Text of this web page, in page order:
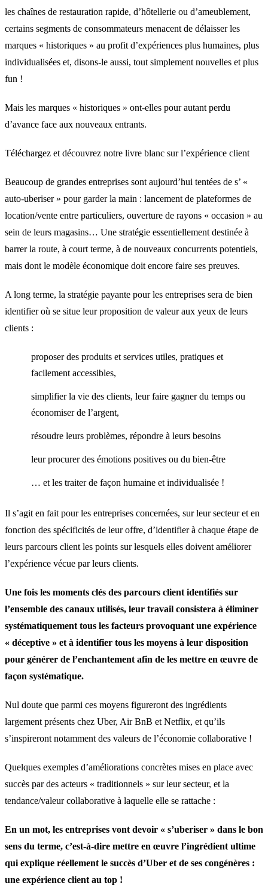
les chaînes de restauration rapide, d’hôtellerie ou d’ameublement,
certains segments de consommateurs menacent de délaisser les
marques « historiques » au profit d’expériences plus humaines, plus
individualisées et, disons-le aussi, tout simplement nouvelles et plus
fun !
Mais les marques « historiques » ont-elles pour autant perdu
d’avance face aux nouveaux entrants.
Téléchargez et découvrez notre livre blanc sur l’expérience client
Beaucoup de grandes entreprises sont aujourd’hui tentées de s’ «
auto-uberiser » pour garder la main : lancement de plateformes de
location/vente entre particuliers, ouverture de rayons « occasion » au
sein de leurs magasins… Une stratégie essentiellement destinée à
barrer la route, à court terme, à de nouveaux concurrents potentiels,
mais dont le modèle économique doit encore faire ses preuves.
A long terme, la stratégie payante pour les entreprises sera de bien
identifier où se situe leur proposition de valeur aux yeux de leurs
clients :
proposer des produits et services utiles, pratiques et
facilement accessibles,
simplifier la vie des clients, leur faire gagner du temps ou
économiser de l’argent,
résoudre leurs problèmes, répondre à leurs besoins
leur procurer des émotions positives ou du bien-être
… et les traiter de façon humaine et individualisée !
Il s’agit en fait pour les entreprises concernées, sur leur secteur et en
fonction des spécificités de leur offre, d’identifier à chaque étape de
leurs parcours client les points sur lesquels elles doivent améliorer
l’expérience vécue par leurs clients.
Une fois les moments clés des parcours client identifiés sur
l’ensemble des canaux utilisés, leur travail consistera à éliminer
systématiquement tous les facteurs provoquant une expérience
« déceptive » et à identifier tous les moyens à leur disposition
pour générer de l’enchantement afin de les mettre en œuvre de
façon systématique.
Nul doute que parmi ces moyens figureront des ingrédients
largement présents chez Uber, Air BnB et Netflix, et qu’ils
s’inspireront notamment des valeurs de l’économie collaborative !
Quelques exemples d’améliorations concrètes mises en place avec
succès par des acteurs « traditionnels » sur leur secteur, et la
tendance/valeur collaborative à laquelle elle se rattache :
En un mot, les entreprises vont devoir « s’uberiser » dans le bon
sens du terme, c’est-à-dire mettre en œuvre l’ingrédient ultime
qui explique réellement le succès d’Uber et de ses congénères :
une expérience client au top !